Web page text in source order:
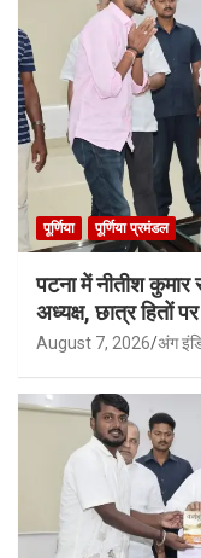
पूर्णिया पूर्णिया प्रमंडल
पटना में नीतीश कुमार
अध्यक्ष, छात्र हितों पर
August 7, 2026 अंग